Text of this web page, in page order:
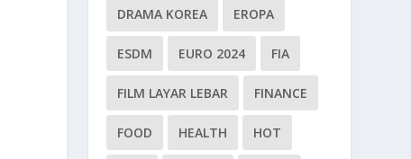
DRAMA KOREA EROPA
ESDM EURO 2024 FIA
FILM LAYAR LEBAR FINANCE
FOOD HEALTH HOT